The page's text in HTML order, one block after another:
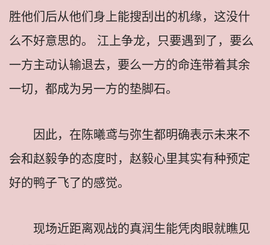
胜他们后从他们身上能搜刮出的机缘，这没什
么不好意思的。 江上争龙，只要遇到了，要么
一方主动认输退去，要么一方的命连带着其余
一切，都成为另一方的垫脚石。
因此，在陈曦鸢与弥生都明确表示未来不
会和赵毅争的态度时，赵毅心里其实有种预定
好的鸭子飞了的感觉。
现场近距离观战的真润生能凭肉眼就瞧见